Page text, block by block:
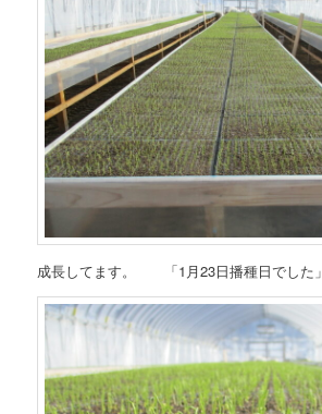
成長してます。 「1月23日播種日でした」